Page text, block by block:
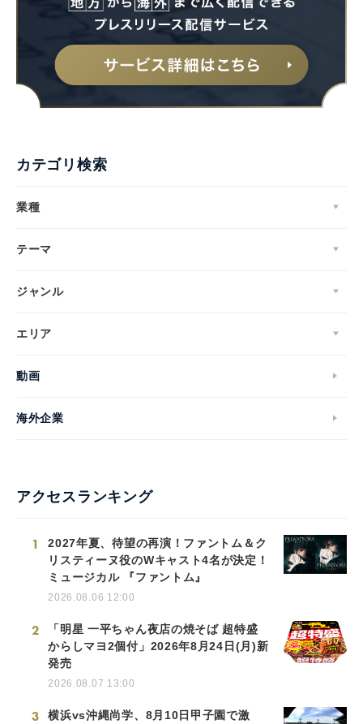
カテゴリ検索
業種
テーマ
ジャンル
エリア
動画
海外企業
アクセスランキング
1
2027年夏、待望の再演！ファントム＆ク
リスティーヌ役のWキャスト4名が決定！
ミュージカル 『ファントム』
2026.08.06 12:00
2
「明星 一平ちゃん夜店の焼そば 超特盛
からしマヨ2個付」2026年8月24日(月)新
発売
2026.08.07 13:00
3 横浜vs沖縄尚学、8月10日甲子園で激